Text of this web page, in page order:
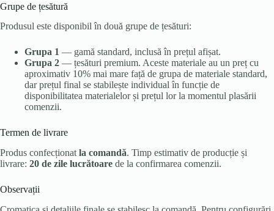
Grupe de țesătură
Produsul este disponibil în două grupe de țesături:
Grupa 1 — gamă standard, inclusă în prețul afișat.
Grupa 2 — țesături premium. Aceste materiale au un preț cu
aproximativ 10% mai mare față de grupa de materiale standard,
dar prețul final se stabilește individual în funcție de
disponibilitatea materialelor și prețul lor la momentul plasării
comenzii.
Termen de livrare
Produs confecționat la comandă. Timp estimativ de producție și
livrare: 20 de zile lucrătoare de la confirmarea comenzii.
Observații